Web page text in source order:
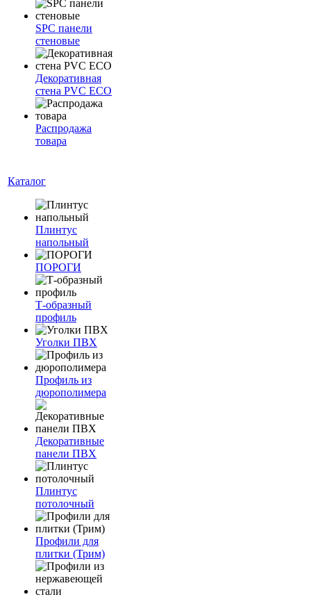
SPC панели
стеновые
Декоративная
стена PVC ECO
Распродажа
товара
Каталог
Плинтус
напольный
ПОРОГИ
Т-образный
профиль
Уголки ПВХ
Профиль из
дюрополимера
Декоративные
панели ПВХ
Плинтус
потолочный
Профили для
плитки (Трим)